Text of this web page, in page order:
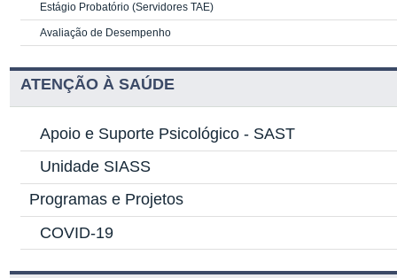
Estágio Probatório (Servidores TAE)
Avaliação de Desempenho
ATENÇÃO À SAÚDE
Apoio e Suporte Psicológico - SAST
Unidade SIASS
Programas e Projetos
COVID-19